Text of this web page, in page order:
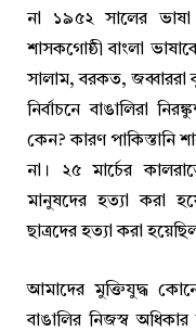
না ১৯৫২ সালের
শাসকগোষ্ঠী বাংলা
সালাম, বরকত, জব্বাররা
নির্বাচনে বাঙালিরা
কেন? কারণ পাকিস্তানি
না। ২৫ মার্চের
মানুষদের হত্যা করা
ছাত্রদের হত্যা করা
আমাদের মুক্তিযুদ্ধ
বাঙালির নিজস্ব